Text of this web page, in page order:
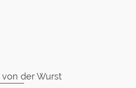
der Wurst